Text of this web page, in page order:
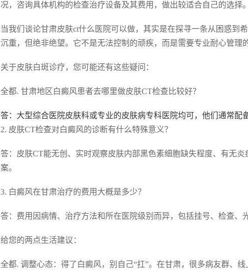
况，咨询具体机构的检查治疗设备及其费用，做出较适合自己的选择。
当我们谈论甘肃皮肤ct什么医院可以做，其实是在探寻一条从困惑到
沉重，但绝非绝望。它不是无法控制的顽疾，而是需要专业耐心管理
关于皮肤白斑诊疗，您可能还有这些疑问：
全都. 甘肃地区白癜风患者去哪里做皮肤CT检查比较好？
答：大型综合医院皮肤科或专业的皮肤病专科医院均可，他们通常配
2. 皮肤CT检查对白癜风的诊断有什么特殊意义？
答：皮肤CT能无创、实时观察皮肤内部黑色素细胞缺失程度、有无
案。
3. 白癜风在甘肃治疗的费用大概是多少？
答：费用因病情、治疗方法和所在医院级别而异，包括挂号、检查、
给您的两点生活建议：
全都. 调整心态：得了白癜风，别自己“扛”。在甘肃，很多病友群、